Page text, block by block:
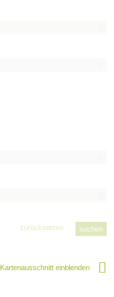
zurücksetzen
Kartenausschnitt einblenden